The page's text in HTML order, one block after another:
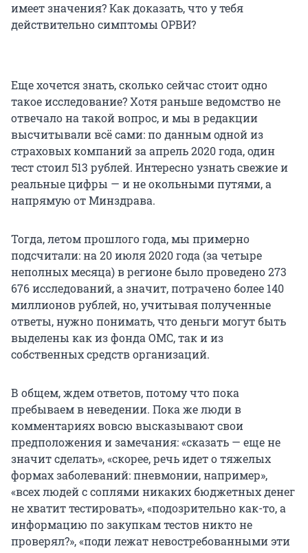
имеет значения? Как доказать, что у тебя
действительно симптомы ОРВИ?
Еще хочется знать, сколько сейчас стоит одно
такое исследование? Хотя раньше ведомство не
отвечало на такой вопрос, и мы в редакции
высчитывали всё сами: по данным одной из
страховых компаний за апрель 2020 года, один
тест стоил 513 рублей. Интересно узнать свежие и
реальные цифры — и не окольными путями, а
напрямую от Минздрава.
Тогда, летом прошлого года, мы примерно
подсчитали: на 20 июля 2020 года (за четыре
неполных месяца) в регионе было проведено 273
676 исследований, а значит, потрачено более 140
миллионов рублей, но, учитывая полученные
ответы, нужно понимать, что деньги могут быть
выделены как из фонда ОМС, так и из
собственных средств организаций.
В общем, ждем ответов, потому что пока
пребываем в неведении. Пока же люди в
комментариях вовсю высказывают свои
предположения и замечания: «сказать — еще не
значит сделать», «скорее, речь идет о тяжелых
формах заболеваний: пневмонии, например»,
«всех людей с соплями никаких бюджетных денег
не хватит тестировать», «подозрительно как-то, а
информацию по закупкам тестов никто не
проверял?», «поди лежат невостребованными эти